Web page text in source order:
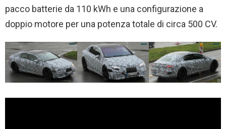
pacco batterie da 110 kWh e una configurazione a
doppio motore per una potenza totale di circa 500 CV.